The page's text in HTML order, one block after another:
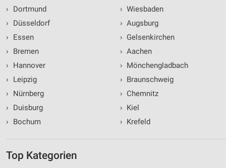
›
Dortmund
›
Düsseldorf
›
Essen
›
Bremen
›
Hannover
›
Leipzig
›
Nürnberg
›
Duisburg
›
Bochum
› Wiesbaden
› Augsburg
› Gelsenkirchen
› Aachen
› Mönchengladbach
› Braunschweig
› Chemnitz
› Kiel
› Krefeld
Top Kategorien